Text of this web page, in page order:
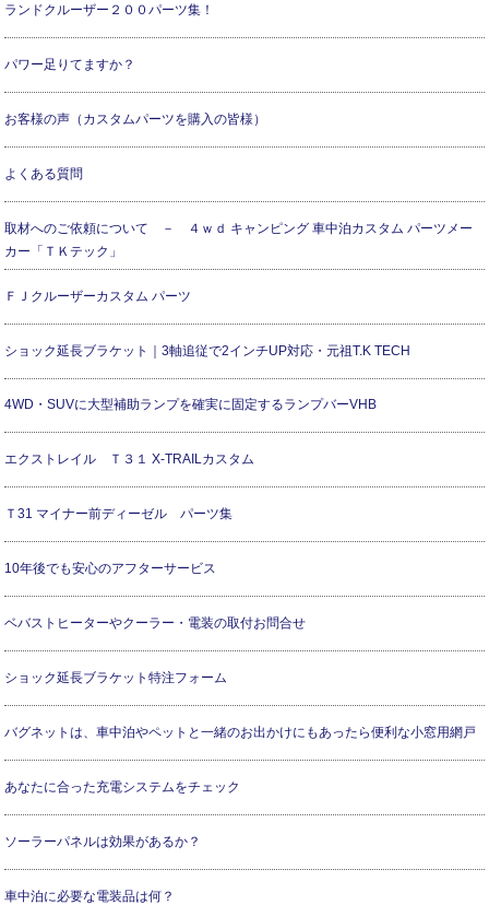
ランドクルーザー２００パーツ集！
パワー足りてますか？
お客様の声（カスタムパーツを購入の皆様）
よくある質問
取材へのご依頼について － ４ｗｄ キャンピング 車中泊カスタム パーツメー
カー「ＴＫテック」
ＦＪクルーザーカスタム パーツ
ショック延長ブラケット｜3軸追従で2インチUP対応・元祖T.K TECH
4WD・SUVに大型補助ランプを確実に固定するランプバーVHB
エクストレイル Ｔ３１ X-TRAILカスタム
Ｔ31 マイナー前ディーゼル パーツ集
10年後でも安心のアフターサービス
ベバストヒーターやクーラー・電装の取付お問合せ
ショック延長ブラケット特注フォーム
バグネットは、車中泊やペットと一緒のお出かけにもあったら便利な小窓用網戸
あなたに合った充電システムをチェック
ソーラーパネルは効果があるか？
車中泊に必要な電装品は何？